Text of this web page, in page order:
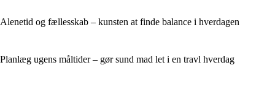
Alenetid og fællesskab – kunsten at finde balance i hverdagen
Planlæg ugens måltider – gør sund mad let i en travl hverdag